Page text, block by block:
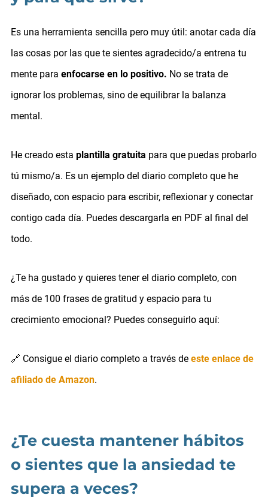
Es una herramienta sencilla pero muy útil: anotar cada día
las cosas por las que te sientes agradecido/a entrena tu
mente para enfocarse en lo positivo. No se trata de
ignorar los problemas, sino de equilibrar la balanza
mental.
He creado esta plantilla gratuita para que puedas probarlo
tú mismo/a. Es un ejemplo del diario completo que he
diseñado, con espacio para escribir, reflexionar y conectar
contigo cada día. Puedes descargarla en PDF al final del
todo.
¿Te ha gustado y quieres tener el diario completo, con
más de 100 frases de gratitud y espacio para tu
crecimiento emocional? Puedes conseguirlo aquí:
🔗 Consigue el diario completo a través de este enlace de
afiliado de Amazon.
¿Te cuesta mantener hábitos
o sientes que la ansiedad te
supera a veces?